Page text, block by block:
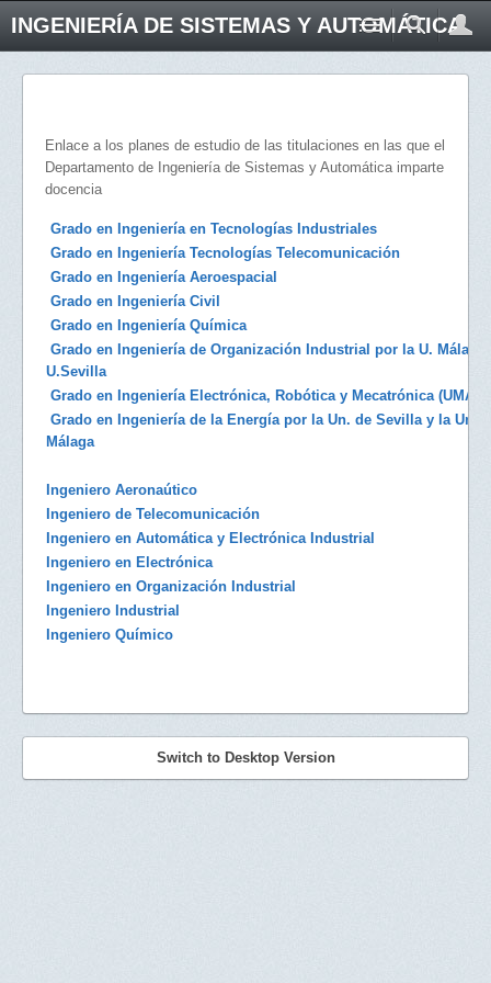
INGENIERÍA DE SISTEMAS Y AUTOMÁTICA
Enlace a los planes de estudio de las titulaciones en las que el
Departamento de Ingeniería de Sistemas y Automática imparte
docencia
Grado en Ingeniería en Tecnologías Industriales
Grado en Ingeniería Tecnologías Telecomunicación
Grado en Ingeniería Aeroespacial
Grado en Ingeniería Civil
Grado en Ingeniería Química
Grado en Ingeniería de Organización Industrial por la U. Málaga
U.Sevilla
Grado en Ingeniería Electrónica, Robótica y Mecatrónica (UMA-
Grado en Ingeniería de la Energía por la Un. de Sevilla y la Un.
Málaga
Ingeniero Aeronaútico
Ingeniero de Telecomunicación
Ingeniero en Automática y Electrónica Industrial
Ingeniero en Electrónica
Ingeniero en Organización Industrial
Ingeniero Industrial
Ingeniero Químico
Switch to Desktop Version